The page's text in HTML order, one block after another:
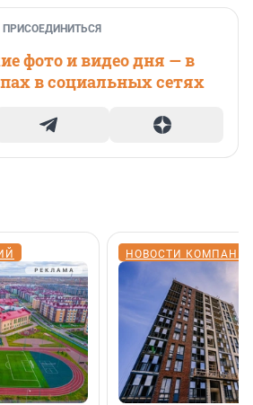
ПРИСОЕДИНИТЬСЯ
фото и видео дня — в
в социальных сетях
НОВОСТИ